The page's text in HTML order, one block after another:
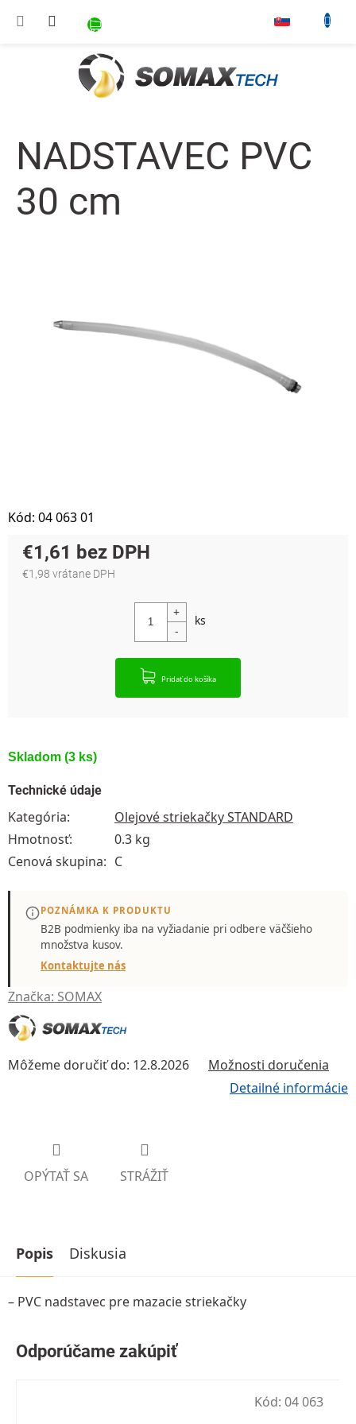
NÁKUPNÝ KOŠÍK
NADSTAVEC PVC
30 cm
Skladom (3 ks)
Značka: SOMAX
Môžeme doručiť do: 12.8.2026 Možnosti doručenia
€1,61
€1,98 vrátane DPH
Pridať do košíka
Detailné informácie
OPÝTAŤ SA STRÁŽIŤ
Kód: 04 063 01
Technické údaje
Kategória:
Olejové striekačky STANDARD
Hmotnosť:
0.3 kg
Cenová skupina: C
POZNÁMKA K PRODUKTU
B2B podmienky iba na vyžiadanie pri odbere väčšieho
množstva kusov.
Kontaktujte nás
Popis Diskusia
– PVC nadstavec pre mazacie striekačky
Kód: 04 063